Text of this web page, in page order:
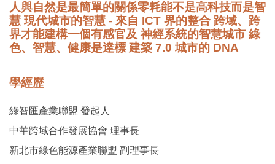
人與自然是最簡單的關係零耗能不是高科技而是智
慧 現代城市的智慧 - 來自 ICT 界的整合 跨域、跨
界才能建構一個有感官及 神經系統的智慧城市 綠
色、智慧、健康是達標 建築 7.0 城市的 DNA
學經歷
綠智匯產業聯盟 發起人
中華跨域合作發展協會 理事長
新北市綠色能源產業聯盟 副理事長